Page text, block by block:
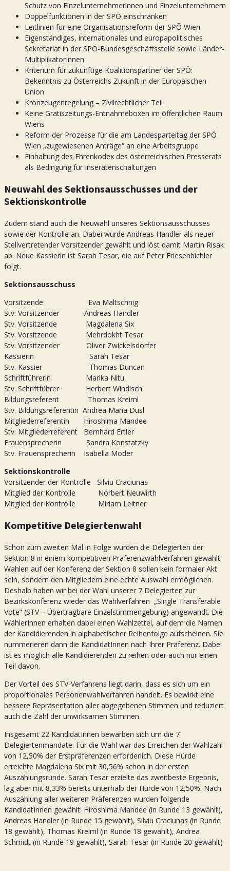
Schutz von Einzelunternehmerinnen und Einzelunternehmern
Doppelfunktionen in der SPÖ einschränken
Leitlinien für eine Organisationsreform der SPÖ Wien
Eigenständiges, internationales und europapolitisches
Sekretariat in der SPÖ-Bundesgeschäftsstelle sowie Länder-
MultiplikatorInnen
Kriterium für zukünftige Koalitionspartner der SPÖ:
Bekenntnis zu Österreichs Zukunft in der Europäischen
Union
Kronzeugenregelung – Zivilrechtlicher Teil
Keine Gratiszeitungs-Entnahmeboxen im öffentlichen Raum
Wiens
Reform der Prozesse für die am Landesparteitag der SPÖ
Wien „zugewiesenen Anträge“ an eine Arbeitsgruppe
Einhaltung des Ehrenkodex des österreichischen Presserats
als Bedingung für Inseratenschaltungen
Neuwahl des Sektionsausschusses und der
Sektionskontrolle
Zudem stand auch die Neuwahl unseres Sektionsausschusses
sowie der Kontrolle an. Dabei wurde Andreas Handler als neuer
Stellvertretender Vorsitzender gewählt und löst damit Martin Risak
ab. Neue Kassierin ist Sarah Tesar, die auf Peter Friesenbichler
folgt.
Sektionsausschuss
Vorsitzende Eva Maltschnig
Stv. Vorsitzender Andreas Handler
Stv. Vorsitzende Magdalena Six
Stv. Vorsitzende Mehrdokht Tesar
Stv. Vorsitzender Oliver Zwickelsdorfer
Kassierin Sarah Tesar
Stv. Kassier Thomas Duncan
Schriftführerin Marika Nitu
Stv. Schriftführer Herbert Windisch
Bildungsreferent Thomas Kreiml
Stv. Bildungsreferentin Andrea Maria Dusl
Mitgliederreferentin Hiroshima Mandee
Stv. Mitgliederreferent Bernhard Ertler
Frauensprecherin Sandra Konstatzky
Stv. Frauensprecherin Isabella Moder
Sektionskontrolle
Vorsitzender der Kontrolle Silviu Craciunas
Mitglied der Kontrolle Norbert Neuwirth
Mitglied der Kontrolle Miriam Leitner
Kompetitive Delegiertenwahl
Schon zum zweiten Mal in Folge wurden die Delegierten der
Sektion 8 in einem kompetitiven Präferenzwahlverfahren gewählt.
Wahlen auf der Konferenz der Sektion 8 sollen kein formaler Akt
sein, sondern den Mitgliedern eine echte Auswahl ermöglichen.
Deshalb haben wir bei der Wahl unserer 7 Delegierten zur
Bezirkskonferenz wieder das Wahlverfahren „Single Transferable
Vote“ (STV – Übertragbare Einzelstimmengebung) angewandt. Die
WählerInnen erhalten dabei einen Wahlzettel, auf dem die Namen
der Kandidierenden in alphabetischer Reihenfolge aufscheinen. Sie
nummerieren dann die KandidatInnen nach Ihrer Präferenz. Dabei
ist es möglich alle Kandidierenden zu reihen oder auch nur einen
Teil davon.
Der Vorteil des STV-Verfahrens liegt darin, dass es sich um ein
proportionales Personenwahlverfahren handelt. Es bewirkt eine
bessere Repräsentation aller abgegebenen Stimmen und reduziert
auch die Zahl der unwirksamen Stimmen.
Insgesamt 22 KandidatInnen bewarben sich um die 7
Delegiertenmandate. Für die Wahl war das Erreichen der Wahlzahl
von 12,50% der Erstpräferenzen erforderlich. Diese Hürde
erreichte Magdalena Six mit 30,56% schon in der ersten
Auszählungsrunde. Sarah Tesar erzielte das zweitbeste Ergebnis,
lag aber mit 8,33% bereits unterhalb der Hürde von 12,50%. Nach
Auszählung aller weiteren Präferenzen wurden folgende
KandidatInnen gewählt: Hiroshima Mandee (in Runde 13 gewählt),
Andreas Handler (in Runde 15 gewählt), Silviu Craciunas (in Runde
18 gewählt), Thomas Kreiml (in Runde 18 gewählt), Andrea
Schmidt (in Runde 19 gewählt), Sarah Tesar (in Runde 20 gewählt)